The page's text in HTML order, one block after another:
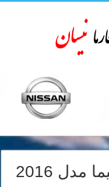
2016